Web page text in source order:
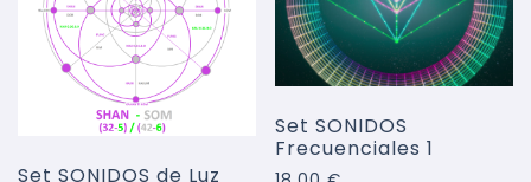
Set SONIDOS de Luz
Set SONIDOS
Frecuenciales 1